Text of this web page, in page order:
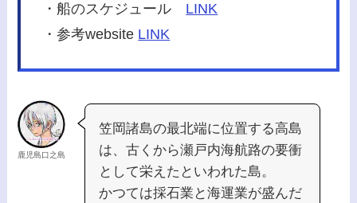
・船のスケジュール LINK
・参考website LINK
鹿児島口之島
笠岡諸島の最北端に位置する高島
は、古くから瀬戸内海航路の要衝
として栄えたといわれた島。
かつては採石業と海運業が盛んだ